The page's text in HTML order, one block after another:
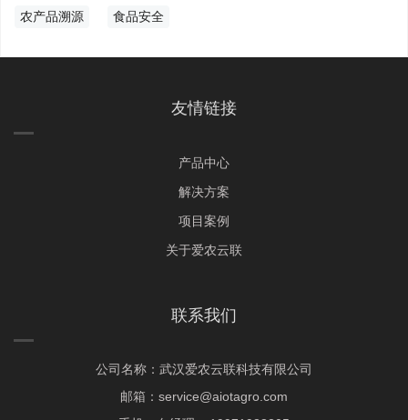
农产品溯源 食品安全
友情链接
产品中心
解决方案
项目案例
关于爱农云联
联系我们
公司名称：武汉爱农云联科技有限公司
邮箱：service@aiotagro.com